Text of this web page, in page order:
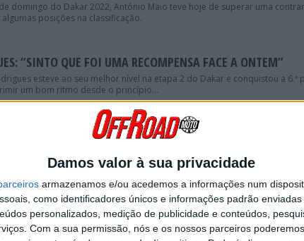
Damos valor à sua privacidade
armazenamos e/ou acedemos a informações num
como identificadores únicos e informações padrão
personalizados, medição de publicidade e conteúdos,
Com a sua permissão, nós e os nossos parceiros
domingo do Dakar 2022, António Maio teve hoje de superar uma
posições na classificação.
“SINTO QUE FOI UMA RECOMPENSA FACE A ONTEM”
esteve ao seu melhor nível na etapa 2 do Dakar e conquistou a 6.ª
um bom ritmo desde o princípio...
O OBJETIVO DE SUBIR NA TABELA”
muito tempo à procura de um waypoint, Mário Patrão teve hoje um
BOM LIDERAR, MAS TEMOS UM LONGO CAMINHO
em termos gerais. Depois de ser segundo na segunda etapa do Rali